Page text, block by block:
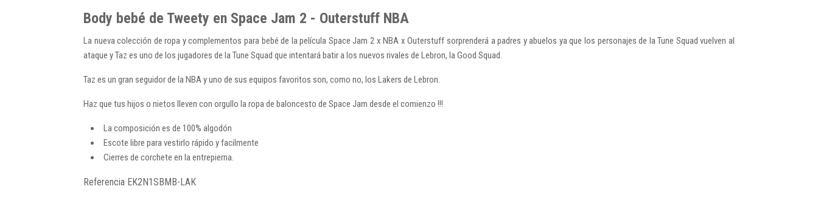
Body bebé de Tweety en Space Jam 2 - Outerstuff NBA
La nueva colección de ropa y complementos para bebé de la película Space Jam 2 x NBA x Outerstuff sorprenderá a padres y abuelos ya que los personajes de la Tune Squad vuelven al
ataque y Taz es uno de los jugadores de la Tune Squad que intentará batir a los nuevos rivales de Lebron, la Good Squad.
Taz es un gran seguidor de la NBA y uno de sus equipos favoritos son, como no, los Lakers de Lebron.
Haz que tus hijos o nietos lleven con orgullo la ropa de baloncesto de Space Jam desde el comienzo !!!
La composición es de 100% algodón
Escote libre para vestirlo rápido y facilmente
Cierres de corchete en la entrepierna.
Referencia EK2N1SBMB-LAK